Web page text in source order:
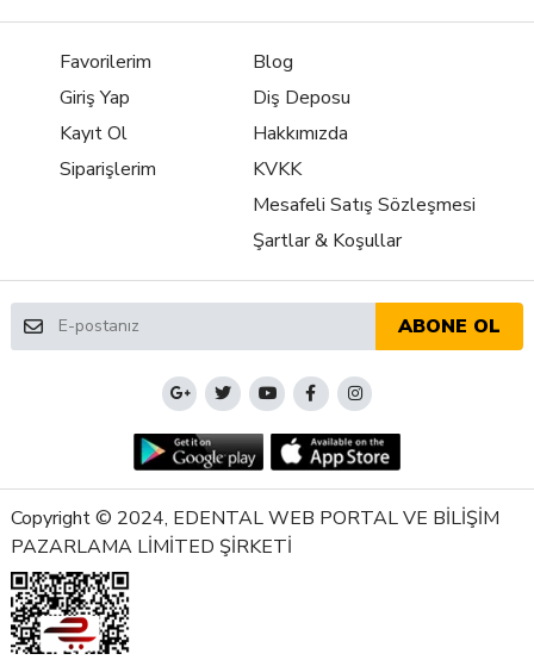
Favorilerim
Giriş Yap
Kayıt Ol
Siparişlerim
Blog
Diş Deposu
Hakkımızda
KVKK
Mesafeli Satış Sözleşmesi
Şartlar & Koşullar
ABONE OL
Copyright © 2024, EDENTAL WEB PORTAL VE BİLİŞİM
PAZARLAMA LİMİTED ŞİRKETİ